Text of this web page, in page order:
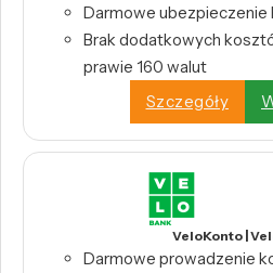
Darmowe ubezpieczenie
Brak dodatkowych
prawie 160 walut
Szczegóły
VeloKonto |
Darmowe prowadzenie